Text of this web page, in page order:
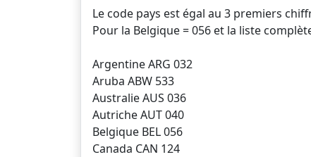
Le code pays est égal au 3 premiers
Pour la Belgique = 056 et la liste
Argentine ARG 032
Aruba ABW 533
Australie AUS 036
Autriche AUT 040
Belgique BEL 056
Canada CAN 124